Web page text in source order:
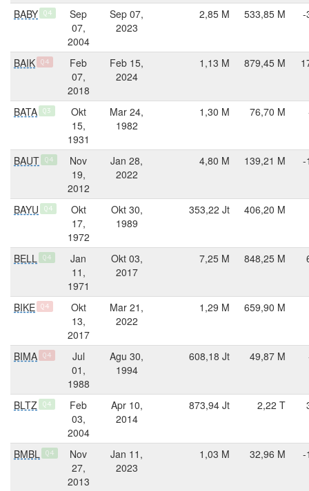
BABY Q4
Sep
07,
2004
Sep 07,
2023
2,85 M 533,85 M -
BAIK Q4
Feb
07,
2018
Feb 15,
2024
1,13 M 879,45 M
BATA Q3
Okt
15,
1931
Mar 24,
1982
1,30 M 76,70 M
BAUT Q4
Nov
19,
2012
Jan 28,
2022
4,80 M 139,21 M -
BAYU Q4
Okt
17,
1972
Okt 30,
1989
353,22 Jt 406,20 M
BELL Q4
Jan
11,
1971
Okt 03,
2017
7,25 M 848,25 M
BIKE Q4
Okt
13,
2017
Mar 21,
2022
1,29 M 659,90 M
BIMA Q4
Jul
01,
1988
Agu 30,
1994
608,18 Jt 49,87 M
BLTZ Q4
Feb
03,
2004
Apr 10,
2014
873,94 Jt 2,22 T
BMBL Q4
Nov
27,
2013
Jan 11,
2023
1,03 M 32,96 M -